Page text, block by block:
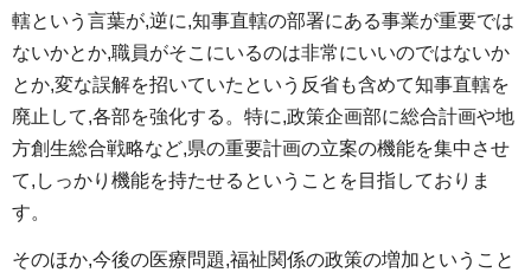
轄という言葉が,逆に,知事直轄の部署にある事業が重要では
ないかとか,職員がそこにいるのは非常にいいのではないか
とか,変な誤解を招いていたという反省も含めて知事直轄を
廃止して,各部を強化する。特に,政策企画部に総合計画や地
方創生総合戦略など,県の重要計画の立案の機能を集中させ
て,しっかり機能を持たせるということを目指しておりま
す。
そのほか,今後の医療問題,福祉関係の政策の増加ということ